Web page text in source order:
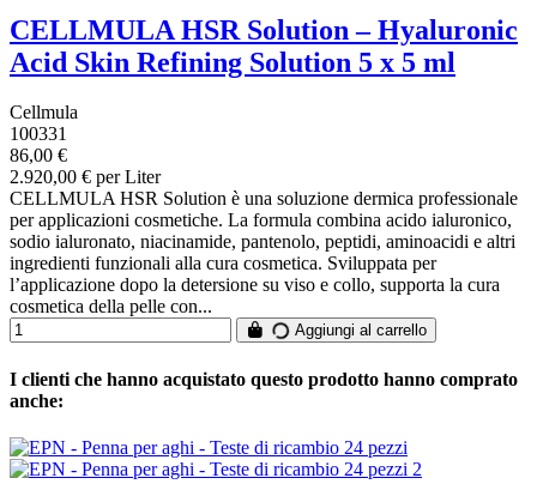
CELLMULA HSR Solution – Hyaluronic
Acid Skin Refining Solution 5 x 5 ml
Cellmula
100331
86,00 €
2.920,00 € per Liter
CELLMULA HSR Solution è una soluzione dermica professionale
per applicazioni cosmetiche. La formula combina acido ialuronico,
sodio ialuronato, niacinamide, pantenolo, peptidi, aminoacidi e altri
ingredienti funzionali alla cura cosmetica. Sviluppata per
l’applicazione dopo la detersione su viso e collo, supporta la cura
cosmetica della pelle con...
Aggiungi al carrello
I clienti che hanno acquistato questo prodotto hanno comprato
anche: